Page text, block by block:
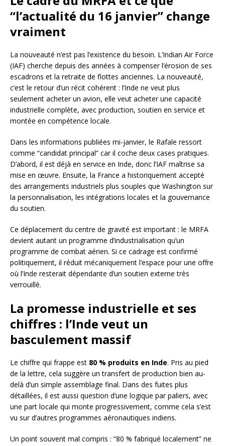
“l’actualité du 16 janvier” change
vraiment
La nouveauté n’est pas l’existence du besoin. L’Indian Air Force
(IAF) cherche depuis des années à compenser l’érosion de ses
escadrons et la retraite de flottes anciennes. La nouveauté,
c’est le retour d’un récit cohérent : l’Inde ne veut plus
seulement acheter un avion, elle veut acheter une capacité
industrielle complète, avec production, soutien en service et
montée en compétence locale.
Dans les informations publiées mi-janvier, le Rafale ressort
comme “candidat principal” car il coche deux cases pratiques.
D’abord, il est déjà en service en Inde, donc l’IAF maîtrise sa
mise en œuvre. Ensuite, la France a historiquement accepté
des arrangements industriels plus souples que Washington sur
la personnalisation, les intégrations locales et la gouvernance
du soutien.
Ce déplacement du centre de gravité est important : le MRFA
devient autant un programme d’industrialisation qu’un
programme de combat aérien. Si ce cadrage est confirmé
politiquement, il réduit mécaniquement l’espace pour une offre
où l’Inde resterait dépendante d’un soutien externe très
verrouillé.
La promesse industrielle et ses
chiffres : l’Inde veut un
basculement massif
Le chiffre qui frappe est 80 % produits en Inde. Pris au pied
de la lettre, cela suggère un transfert de production bien au-
delà d’un simple assemblage final. Dans des fuites plus
détaillées, il est aussi question d’une logique par paliers, avec
une part locale qui monte progressivement, comme cela s’est
vu sur d’autres programmes aéronautiques indiens.
Un point souvent mal compris : “80 % fabriqué localement” ne